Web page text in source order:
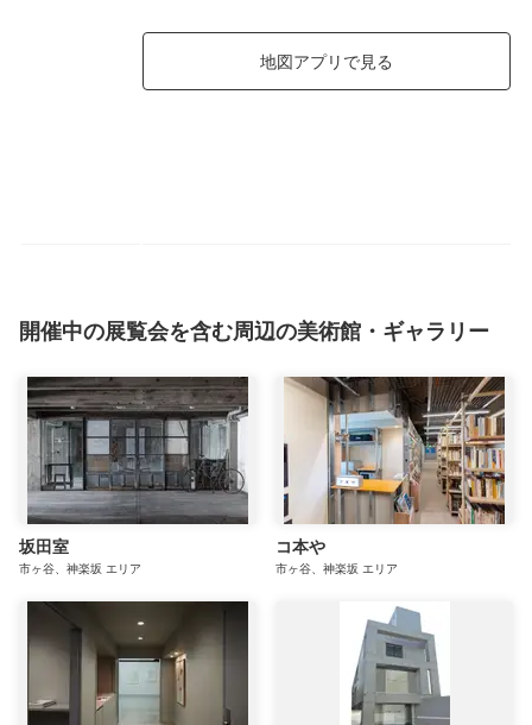
地図アプリで見る
開催中の展覧会を含む周辺の美術館・ギャラリー
坂田室
市ヶ谷、神楽坂 エリア
コ本や
市ヶ谷、神楽坂 エリア